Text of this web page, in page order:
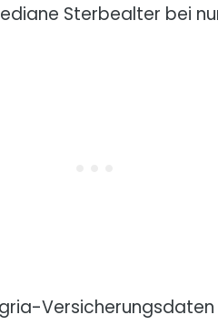
Sterbealter bei